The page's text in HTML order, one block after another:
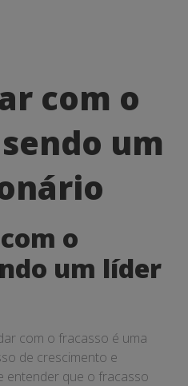
com o
um
o
um líder
com o fracasso é uma
de crescimento e
entender que o fracasso